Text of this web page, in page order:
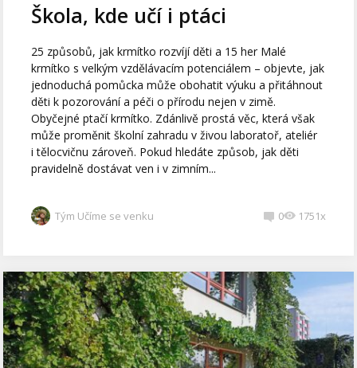
Škola, kde učí i ptáci
25 způsobů, jak krmítko rozvíjí děti a 15 her Malé
krmítko s velkým vzdělávacím potenciálem – objevte, jak
jednoduchá pomůcka může obohatit výuku a přitáhnout
děti k pozorování a péči o přírodu nejen v zimě.
Obyčejné ptačí krmítko. Zdánlivě prostá věc, která však
může proměnit školní zahradu v živou laboratoř, ateliér
i tělocvičnu zároveň. Pokud hledáte způsob, jak děti
pravidelně dostávat ven i v zimním...
Tým Učíme se venku 0 1751x